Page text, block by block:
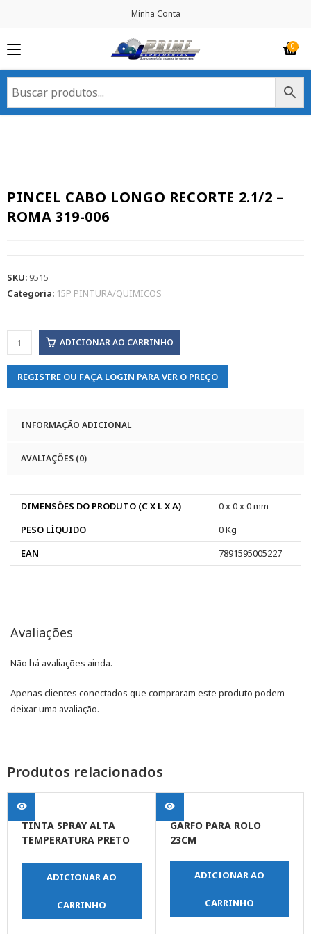
Minha Conta
PINCEL CABO LONGO RECORTE 2.1/2 –
ROMA 319-006
SKU:9515
Categoria: 15P PINTURA/QUIMICOS
ADICIONAR AO CARRINHO
REGISTRE OU FAÇA LOGIN PARA VER O PREÇO
INFORMAÇÃO ADICIONAL
AVALIAÇÕES (0)
DIMENSÕES DO PRODUTO (C X L X A)
0 x 0 x 0 mm
PESO LÍQUIDO
0 Kg
EAN
7891595005227
Avaliações
Não há avaliações ainda.
Apenas clientes conectados que compraram este produto podem
deixar uma avaliação.
Produtos relacionados
TINTA SPRAY ALTA
TEMPERATURA PRETO
ADICIONAR AO
CARRINHO
GARFO PARA ROLO
23CM
ADICIONAR AO
CARRINHO